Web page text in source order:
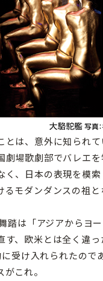
は、意外に知られて
場歌劇部でバレエ
、日本の表現を模索
モダンダンスの祖
は「アジアからヨ
、欧米とは全く違
受け入れられたので
これ。